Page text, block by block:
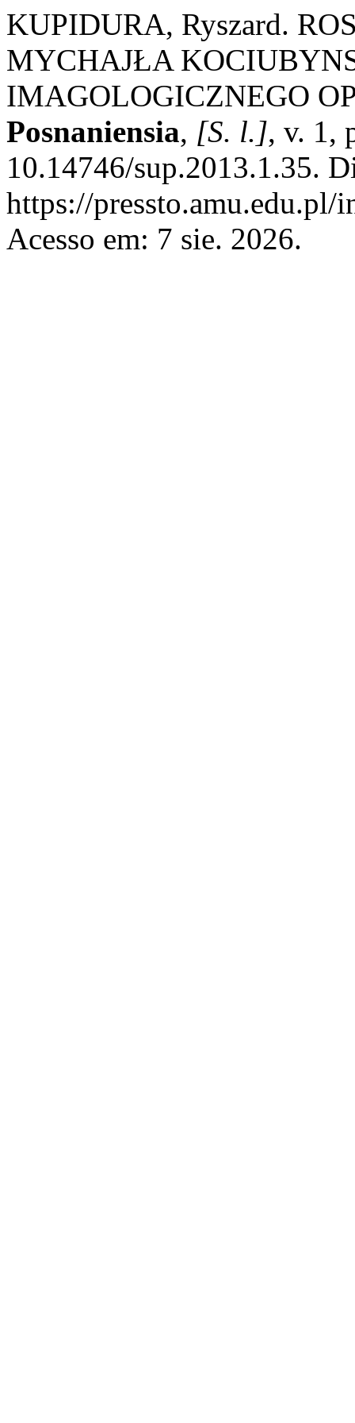
KUPIDURA, Ryszard.
MYCHAJŁA
IMAGOLOGICZNEGO
Posnaniensia, [S. l.], v. 1,
10.14746/sup.2013.1.35.
https://
Acesso em: 7 sie. 2026.